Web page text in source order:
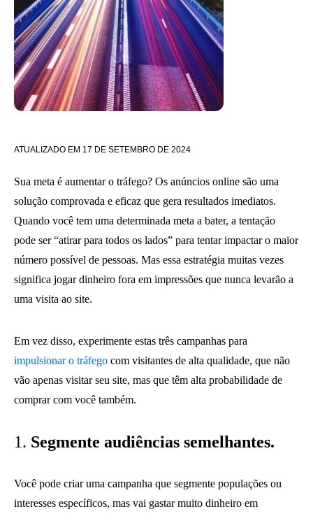
ATUALIZADO EM 17 DE SETEMBRO DE 2024
Sua meta é aumentar o tráfego? Os anúncios online são uma
solução comprovada e eficaz que gera resultados imediatos.
Quando você tem uma determinada meta a bater, a tentação
pode ser “atirar para todos os lados” para tentar impactar o maior
número possível de pessoas. Mas essa estratégia muitas vezes
significa jogar dinheiro fora em impressões que nunca levarão a
uma visita ao site.
Em vez disso, experimente estas três campanhas para
impulsionar o tráfego com visitantes de alta qualidade, que não
vão apenas visitar seu site, mas que têm alta probabilidade de
comprar com você também.
1. Segmente audiências semelhantes.
Você pode criar uma campanha que segmente populações ou
interesses específicos, mas vai gastar muito dinheiro em